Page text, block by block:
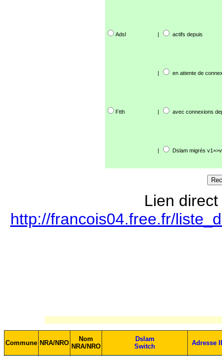
Adsl | actifs depuis
| en attente de
Ftth | avec connexions
| Dslam migrés
Lien
http://francois04.free.fr/
Commune NRA/NRO
Nom
NRA/NRO
Dslam
Switch
Adresse